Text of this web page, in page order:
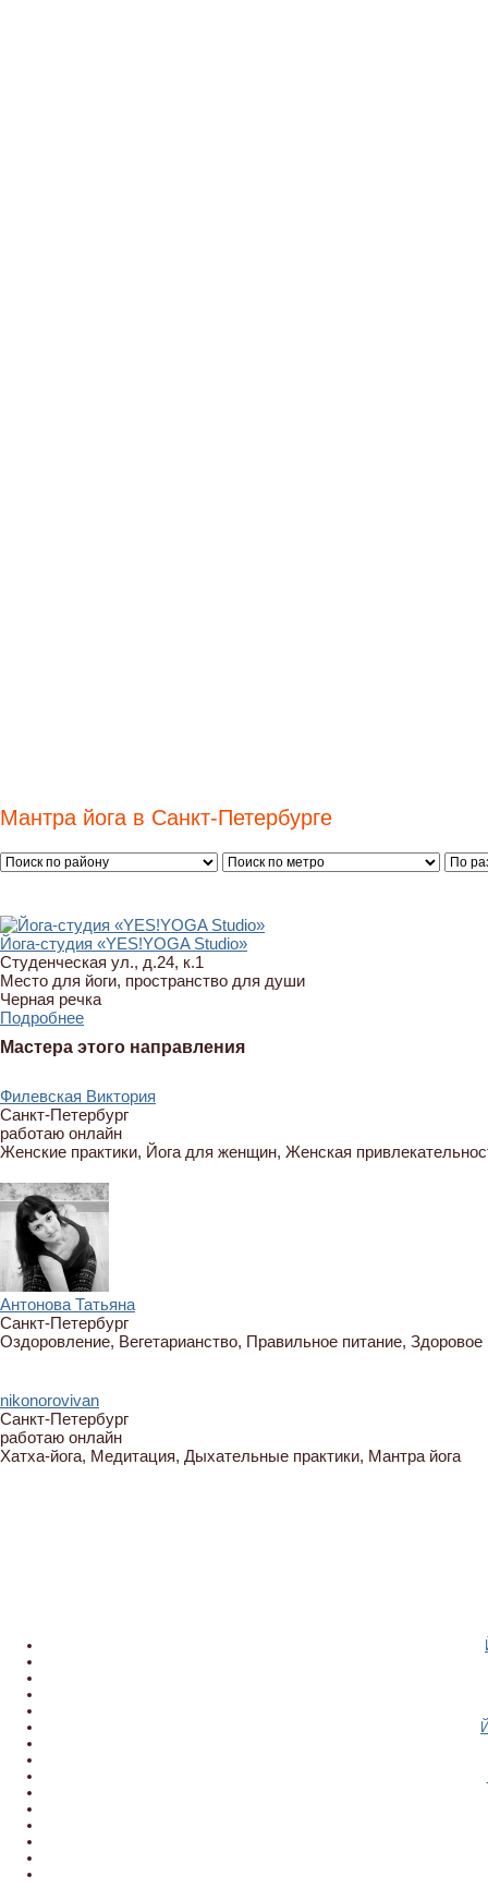
Мантра йога в Санкт-Петербурге
Йога-студия «YES!YOGA Studio»
Студенческая ул., д.24, к.1
Место для йоги, пространство для души
Черная речка
Подробнее
Мастера этого направления
Филевская Виктория
Санкт-Петербург
работаю онлайн
Женские практики, Йога для женщин, Женская
Антонова Татьяна
Санкт-Петербург
Оздоровление, Вегетарианство, Правильное питание,
nikonorovivan
Санкт-Петербург
работаю онлайн
Хатха-йога, Медитация, Дыхательные практики, Мантра йога